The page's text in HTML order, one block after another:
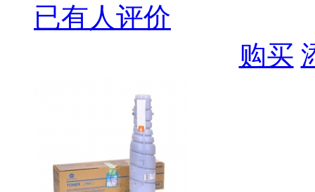
已有人评价
购买